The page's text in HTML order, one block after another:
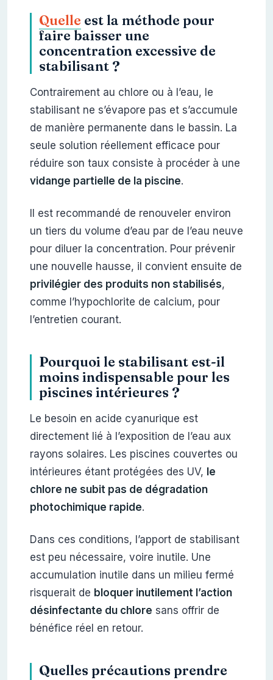
Quelle est la méthode pour
faire baisser une
concentration excessive de
stabilisant ?
Contrairement au chlore ou à l’eau, le
stabilisant ne s’évapore pas et s’accumule
de manière permanente dans le bassin. La
seule solution réellement efficace pour
réduire son taux consiste à procéder à une
vidange partielle de la piscine.
Il est recommandé de renouveler environ
un tiers du volume d’eau par de l’eau neuve
pour diluer la concentration. Pour prévenir
une nouvelle hausse, il convient ensuite de
privilégier des produits non stabilisés,
comme l’hypochlorite de calcium, pour
l’entretien courant.
Pourquoi le stabilisant est-il
moins indispensable pour les
piscines intérieures ?
Le besoin en acide cyanurique est
directement lié à l’exposition de l’eau aux
rayons solaires. Les piscines couvertes ou
intérieures étant protégées des UV, le
chlore ne subit pas de dégradation
photochimique rapide.
Dans ces conditions, l’apport de stabilisant
est peu nécessaire, voire inutile. Une
accumulation inutile dans un milieu fermé
risquerait de bloquer inutilement l’action
désinfectante du chlore sans offrir de
bénéfice réel en retour.
Quelles précautions prendre